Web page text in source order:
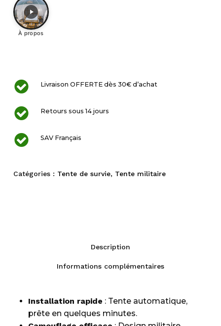
À propos
Livraison OFFERTE dès 30€ d’achat
Retours sous 14 jours
SAV Français
Catégories : Tente de survie, Tente militaire
Description
Informations complémentaires
Installation rapide : Tente automatique,
prête en quelques minutes.